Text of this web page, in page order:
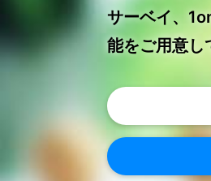
サーベイ、
能をご用意し